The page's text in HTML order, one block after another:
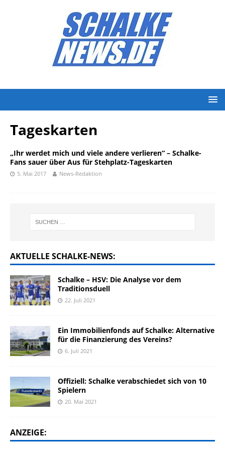
Tageskarten
„Ihr werdet mich und viele andere verlieren“ – Schalke-
Fans sauer über Aus für Stehplatz-Tageskarten
5. Mai 2017 News-Redaktion
AKTUELLE SCHALKE-NEWS:
Schalke – HSV: Die Analyse vor dem
Traditionsduell
22. Juli 2021
Ein Immobilienfonds auf Schalke: Alternative
für die Finanzierung des Vereins?
6. Juli 2021
Offiziell: Schalke verabschiedet sich von 10
Spielern
20. Mai 2021
ANZEIGE: